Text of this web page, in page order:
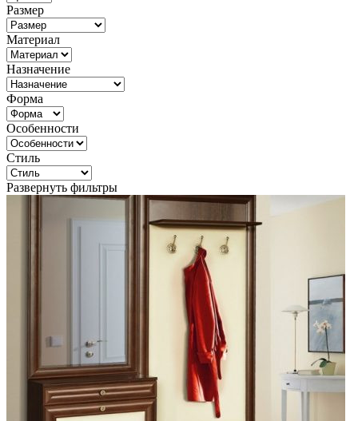
Размер
Материал
Назначение
Форма
Особенности
Стиль
Развернуть фильтры